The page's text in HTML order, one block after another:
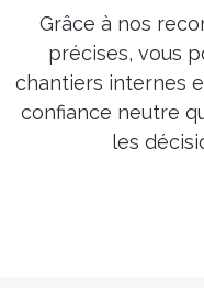
Grâce à nos
précises, vous
chantiers internes
confiance neutre
les